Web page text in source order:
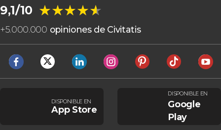
9,1/10 ★★★★★
★★★★★
+5.000.000 opiniones de Civitatis
DISPONIBLE EN
App Store
DISPONIBLE EN
Google
Play